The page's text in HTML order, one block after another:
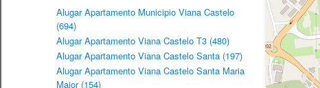
Alugar Apartamento Municipio Viana Castelo
(694)
Alugar Apartamento Viana Castelo T3 (480)
Alugar Apartamento Viana Castelo Santa (197)
Alugar Apartamento Viana Castelo Santa Maria
Maior (154)